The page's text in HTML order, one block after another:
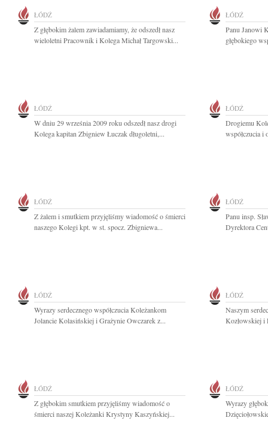
ŁÓDŹ
Z głębokim żalem zawiadamiamy, że odszedł nasz
wieloletni Pracownik i Kolega Michał Targowski...
ŁÓDŹ
Panu Janowi
głębokiego
ŁÓDŹ
W dniu 29 września 2009 roku odszedł nasz drogi
Kolega kapitan Zbigniew Łuczak długoletni,...
ŁÓDŹ
Drogiemu
współczucia i
ŁÓDŹ
Z żalem i smutkiem przyjęliśmy wiadomość o śmierci
naszego Kolegi kpt. w st. spocz. Zbigniewa...
ŁÓDŹ
Panu insp.
Dyrektora
ŁÓDŹ
Wyrazy serdecznego współczucia Koleżankom
Jolancie Kolasińskiej i Grażynie Owczarek z...
ŁÓDŹ
Naszym
Kozłowskiej i
ŁÓDŹ
Z głębokim smutkiem przyjęliśmy wiadomość o
śmierci naszej Koleżanki Krystyny Kaszyńskiej...
ŁÓDŹ
Wyrazy